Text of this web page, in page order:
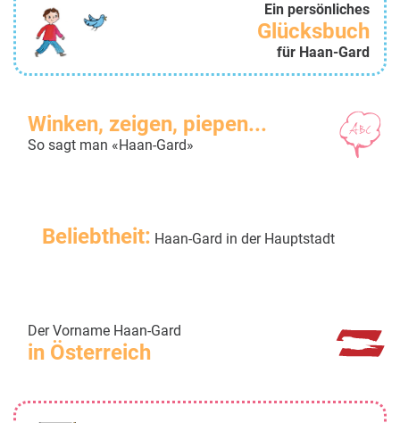
Ein persönliches
Glücksbuch
für Haan-Gard
Winken, zeigen, piepen...
So sagt man «Haan-Gard»
Beliebtheit: Haan-Gard in der Hauptstadt
Der Vorname Haan-Gard
in Österreich